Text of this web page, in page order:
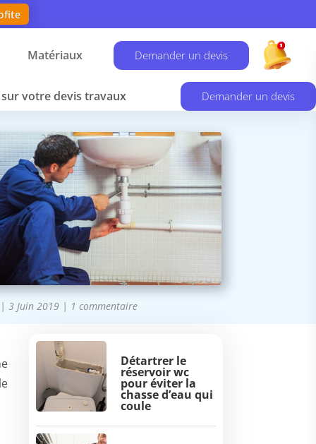
Matériaux Demander un devis
sur votre devis travaux Demander un devis
3 Juin 2019| 1 commentaire
Détartrer le
réservoir wc
pour éviter la
chasse d’eau qui
coule